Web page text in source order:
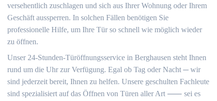
versehentlich zuschlagen und sich aus Ihrer Wohnung oder Ihrem
Geschäft aussperren.​ In solchen Fällen benötigen Sie
professionelle Hilfe, um Ihre Tür so schnell wie möglich wieder
zu öffnen.​
Unser 24-Stunden-Türöffnungsservice in Berghausen steht Ihnen
rund um die Uhr zur Verfügung.​ Egal ob Tag oder Nacht ─ wir
sind jederzeit bereit, Ihnen zu helfen.​ Unsere geschulten Fachleute
sind spezialisiert auf das Öffnen von Türen aller Art ⸺ sei es